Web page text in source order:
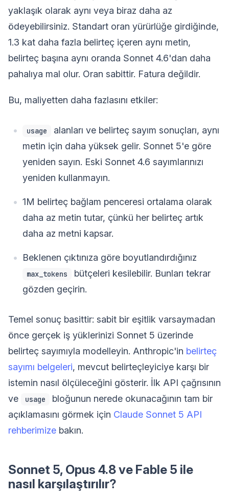
yaklaşık olarak aynı veya biraz daha az
ödeyebilirsiniz. Standart oran yürürlüğe girdiğinde,
1.3 kat daha fazla belirteç içeren aynı metin,
belirteç başına aynı oranda Sonnet 4.6'dan daha
pahalıya mal olur. Oran sabittir. Fatura değildir.
Bu, maliyetten daha fazlasını etkiler:
usage
alanları ve belirteç sayım sonuçları, aynı
metin için daha yüksek gelir. Sonnet 5'e göre
yeniden sayın. Eski Sonnet 4.6 sayımlarınızı
yeniden kullanmayın.
1M belirteç bağlam penceresi ortalama olarak
daha az metin tutar, çünkü her belirteç artık
daha az metni kapsar.
Beklenen çıktınıza göre boyutlandırdığınız
max_tokens
bütçeleri kesilebilir. Bunları tekrar
gözden geçirin.
Temel sonuç basittir: sabit bir eşitlik varsaymadan
önce gerçek iş yüklerinizi Sonnet 5 üzerinde
belirteç sayımıyla modelleyin. Anthropic'in belirteç
sayımı belgeleri, mevcut belirteçleyiciye karşı bir
istemin nasıl ölçüleceğini gösterir. İlk API çağrısının
ve
usage
bloğunun nerede okunacağının tam bir
açıklamasını görmek için Claude Sonnet 5 API
rehberimize bakın.
Sonnet 5, Opus 4.8 ve Fable 5 ile
nasıl karşılaştırılır?